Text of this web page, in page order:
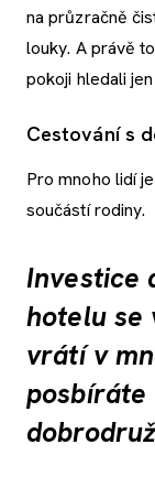
na průzračně
louky. A právě
pokoji hledali
Cestování s
Pro mnoho lidí
součástí rodiny.
Investice
hotelu se
vrátí v
posbíráte